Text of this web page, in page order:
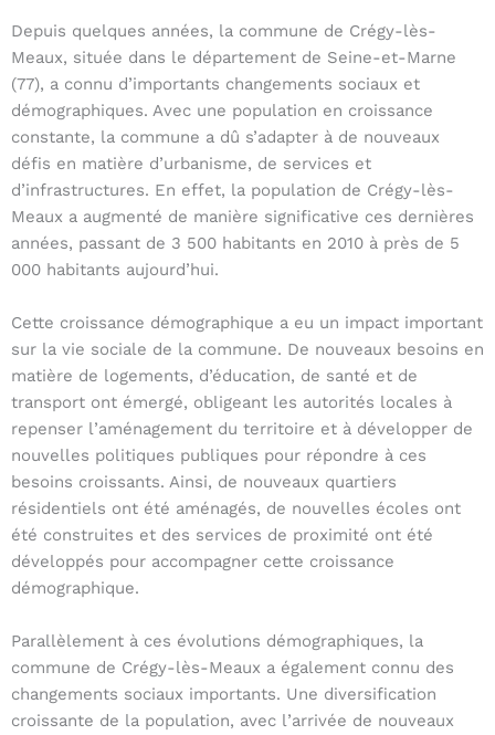
Depuis quelques années, la commune de Crégy-lès-
Meaux, située dans le département de Seine-et-Marne
(77), a connu d’importants changements sociaux et
démographiques. Avec une population en croissance
constante, la commune a dû s’adapter à de nouveaux
défis en matière d’urbanisme, de services et
d’infrastructures. En effet, la population de Crégy-lès-
Meaux a augmenté de manière significative ces dernières
années, passant de 3 500 habitants en 2010 à près de 5
000 habitants aujourd’hui.
Cette croissance démographique a eu un impact important
sur la vie sociale de la commune. De nouveaux besoins en
matière de logements, d’éducation, de santé et de
transport ont émergé, obligeant les autorités locales à
repenser l’aménagement du territoire et à développer de
nouvelles politiques publiques pour répondre à ces
besoins croissants. Ainsi, de nouveaux quartiers
résidentiels ont été aménagés, de nouvelles écoles ont
été construites et des services de proximité ont été
développés pour accompagner cette croissance
démographique.
Parallèlement à ces évolutions démographiques, la
commune de Crégy-lès-Meaux a également connu des
changements sociaux importants. Une diversification
croissante de la population, avec l’arrivée de nouveaux